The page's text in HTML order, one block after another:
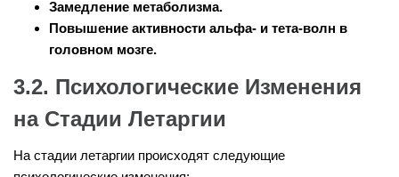
Замедление метаболизма.
Повышение активности альфа- и тета-волн в
головном мозге.
3.2. Психологические Изменения
на Стадии Летаргии
На стадии летаргии происходят следующие